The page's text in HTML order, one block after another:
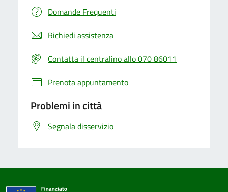
Domande Frequenti
Richiedi assistenza
Contatta il centralino allo 070 86011
Prenota appuntamento
Problemi in città
Segnala disservizio